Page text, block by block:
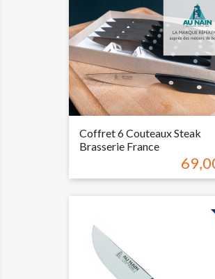
Coffret 6 Couteaux Steak
Brasserie France
Prix